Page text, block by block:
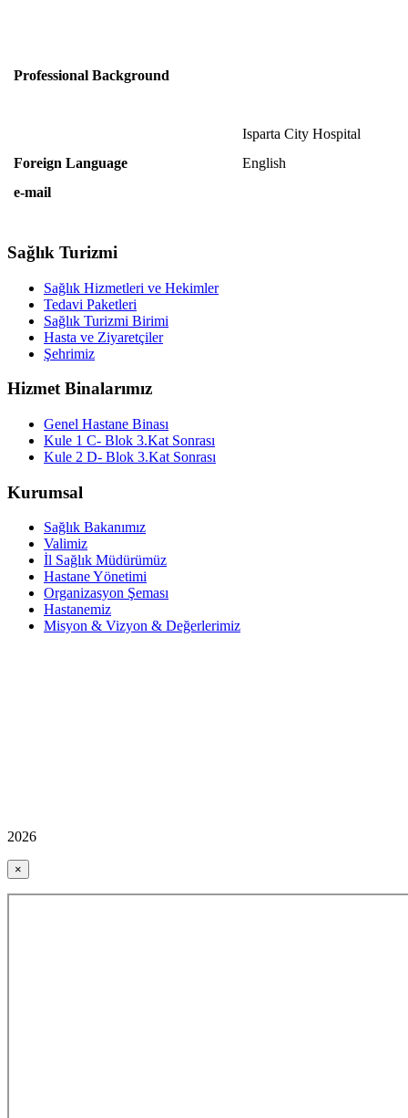
Professional Background
Isparta City Hospital
Foreign Language
English
e-mail
Sağlık Turizmi
Sağlık Hizmetleri ve Hekimler
Tedavi Paketleri
Sağlık Turizmi Birimi
Hasta ve Ziyaretçiler
Şehrimiz
Hizmet Binalarımız
Genel Hastane Binası
Kule 1 C- Blok 3.Kat Sonrası
Kule 2 D- Blok 3.Kat Sonrası
Kurumsal
Sağlık Bakanımız
Valimiz
İl Sağlık Müdürümüz
Hastane Yönetimi
Organizasyon Şeması
Hastanemiz
Misyon & Vizyon & Değerlerimiz
2026
×